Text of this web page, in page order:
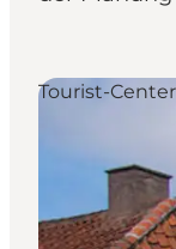
Tourist-Center